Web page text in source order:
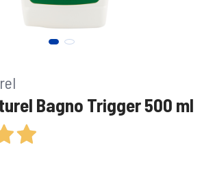
Bagno Trigger 500 ml